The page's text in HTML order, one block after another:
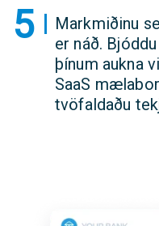
5
Markmiðinu
er náð.
þínum aukna
SaaS
tvöfaldaðu